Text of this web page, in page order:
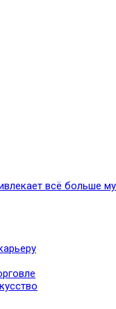
всё больше